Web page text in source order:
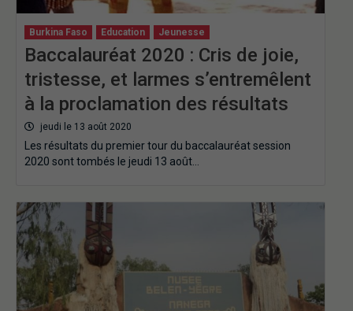
Burkina Faso Education Jeunesse
Baccalauréat 2020 : Cris de joie,
tristesse, et larmes s’entremêlent
à la proclamation des résultats
jeudi le 13 août 2020
Les résultats du premier tour du baccalauréat session
2020 sont tombés le jeudi 13 août…